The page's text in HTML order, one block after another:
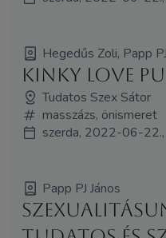
Hegedűs Zoli, Papp
Kinky Love
Tudatos Szex Sátor
masszázs, önismeret
szerda, 2022-06-
Papp PJ János